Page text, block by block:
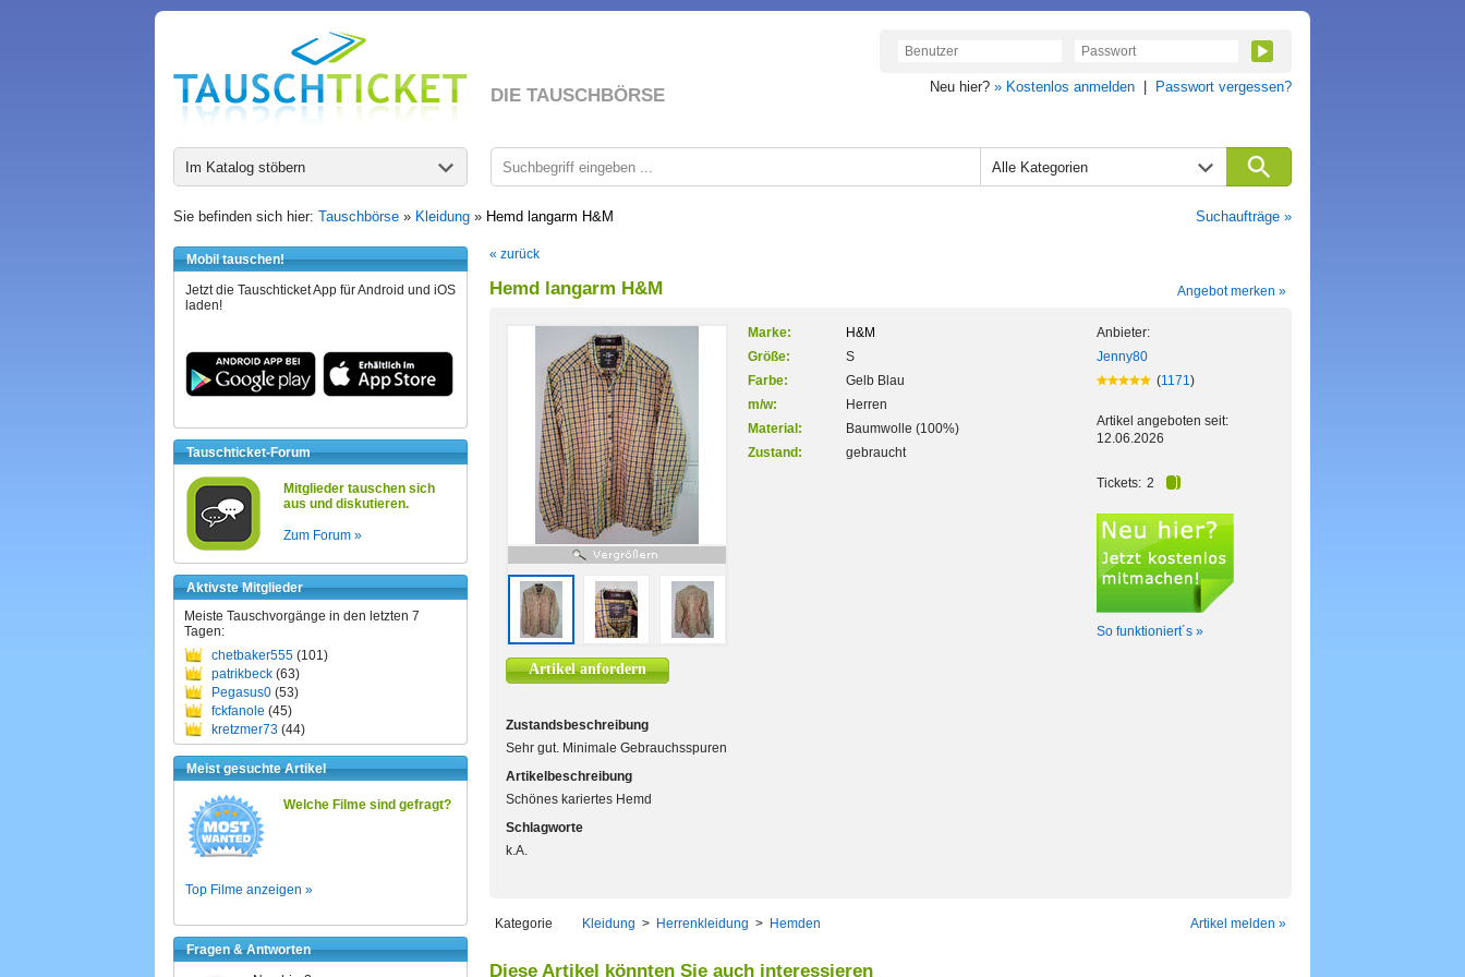
DIE TAUSCHBÖRSE Neu hier? » Kostenlos anmelden Passwort vergessen?
Im Katalog stöbern Alle Kategorien
Sie befinden sich hier: Tauschbörse » Kleidung » Hemd langarm H&M Suchaufträge »
Mobil tauschen!
Jetzt die Tauschticket App für Android und iOS
laden!
Tauschticket-Forum
Mitglieder tauschen sich
aus und diskutieren.
Zum Forum »
Aktivste Mitglieder
Meiste Tauschvorgänge in den letzten 7
Tagen:
chetbaker555 (101)
patrikbeck (63)
Pegasus0 (53)
fckfanole (45)
kretzmer73 (44)
Meist gesuchte Artikel
Welche Filme sind gefragt?
Top Filme anzeigen »
Fragen & Antworten
« zurück
Hemd langarm H&M Angebot merken »
Artikel anfordern
Marke:
H&M
Größe:
S
Farbe:
Gelb Blau
m/w:
Herren
Material:
Baumwolle (100%)
Zustand:
gebraucht
Anbieter:
Jenny80
(1171)
Artikel angeboten seit:
12.06.2026
Tickets: 2
So funktioniert´s »
Zustandsbeschreibung
Sehr gut. Minimale Gebrauchsspuren
Artikelbeschreibung
Schönes kariertes Hemd
Schlagworte
k.A.
Kategorie Kleidung > Herrenkleidung > Hemden Artikel melden »
Diese Artikel könnten Sie auch interessieren